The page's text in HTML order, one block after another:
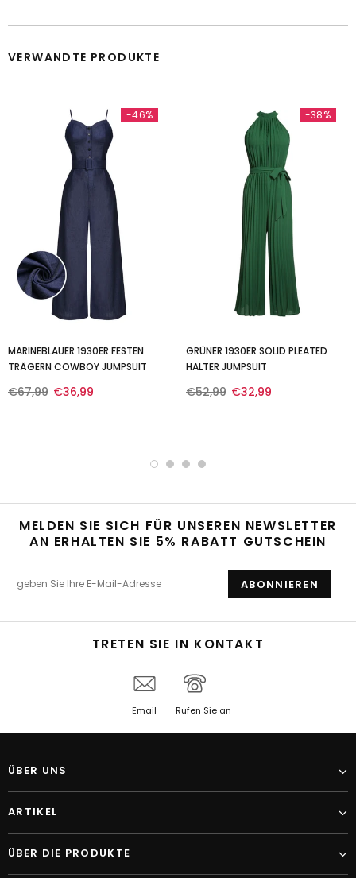
VERWANDTE PRODUKTE
-46%
MARINEBLAUER 1930ER FESTEN
TRÄGERN COWBOY JUMPSUIT
€67,99 €36,99
-38%
GRÜNER 1930ER SOLID PLEATED
HALTER JUMPSUIT
€52,99 €32,99
MELDEN SIE SICH FÜR UNSEREN NEWSLETTER
AN ERHALTEN SIE 5% RABATT GUTSCHEIN
TRETEN SIE IN KONTAKT
Email Rufen Sie an
ÜBER UNS
ARTIKEL
ÜBER DIE PRODUKTE